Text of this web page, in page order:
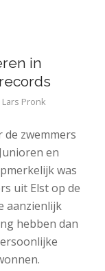
in
Lars Pronk
de zwemmers
en
was
uit Elst op de
aanzienlijk
hebben dan